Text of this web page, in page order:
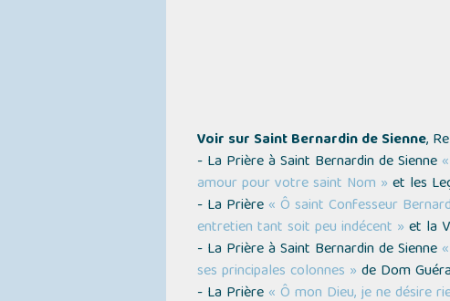
Voir sur Saint Bernardin de Sienne,
- La Prière à Saint Bernardin de Sienne
amour pour votre saint Nom » et les
- La Prière « Ô saint Confesseur
entretien tant soit peu indécent » et la
- La Prière à Saint Bernardin de Sienne
ses principales colonnes » de Dom
- La Prière « Ô mon Dieu, je ne désire